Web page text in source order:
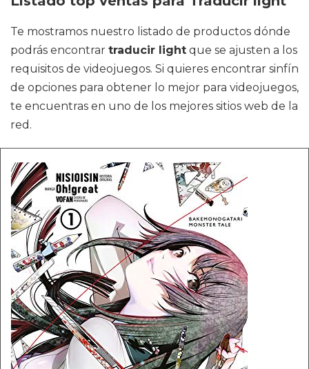
Te mostramos nuestro listado de productos dónde
podrás encontrar traducir light que se ajusten a los
requisitos de videojuegos. Si quieres encontrar sinfín
de opciones para obtener lo mejor para videojuegos,
te encuentras en uno de los mejores sitios web de la
red.